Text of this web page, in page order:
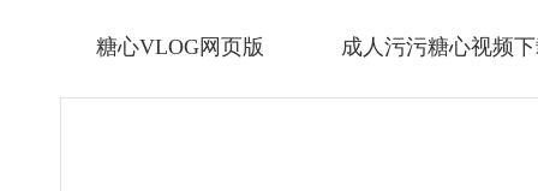
糖心VLOG网页版 成人污污糖心视频